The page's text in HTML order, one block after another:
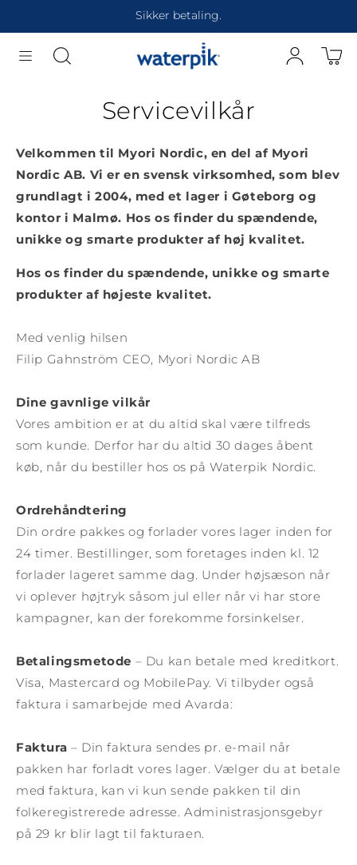
30 dages åbent køb.
Servicevilkår
Velkommen til Myori Nordic, en del af Myori
Nordic AB. Vi er en svensk virksomhed, som blev
grundlagt i 2004, med et lager i Gøteborg og
kontor i Malmø. Hos os finder du spændende,
unikke og smarte produkter af høj kvalitet.
Hos os finder du spændende, unikke og smarte
produkter af højeste kvalitet.
Med venlig hilsen
Filip Gahnström CEO, Myori Nordic AB
Dine gavnlige vilkår
Vores ambition er at du altid skal være tilfreds
som kunde. Derfor har du altid 30 dages åbent
køb, når du bestiller hos os på Waterpik Nordic.
Ordrehåndtering
Din ordre pakkes og forlader vores lager inden for
24 timer. Bestillinger, som foretages inden kl. 12
forlader lageret samme dag. Under højsæson når
vi oplever højtryk såsom jul eller når vi har store
kampagner, kan der forekomme forsinkelser.
Betalingsmetode – Du kan betale med kreditkort.
Visa, Mastercard og MobilePay. Vi tilbyder også
faktura i samarbejde med Avarda:
Faktura – Din faktura sendes pr. e-mail når
pakken har forladt vores lager. Vælger du at betale
med faktura, kan vi kun sende pakken til din
folkeregistrerede adresse. Administrasjonsgebyr
på 29 kr blir lagt til fakturaen.